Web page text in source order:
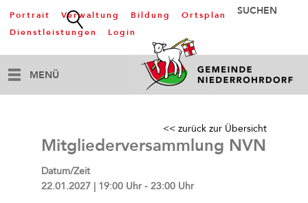
Portrait Verwaltung Bildung
Ortsplan
Dienstleistungen
Login
MENÜ
<< zurück zur Übersicht
Mitgliederversammlung NVN
Datum/Zeit
22.01.2027 | 19:00 Uhr - 23:00 Uhr